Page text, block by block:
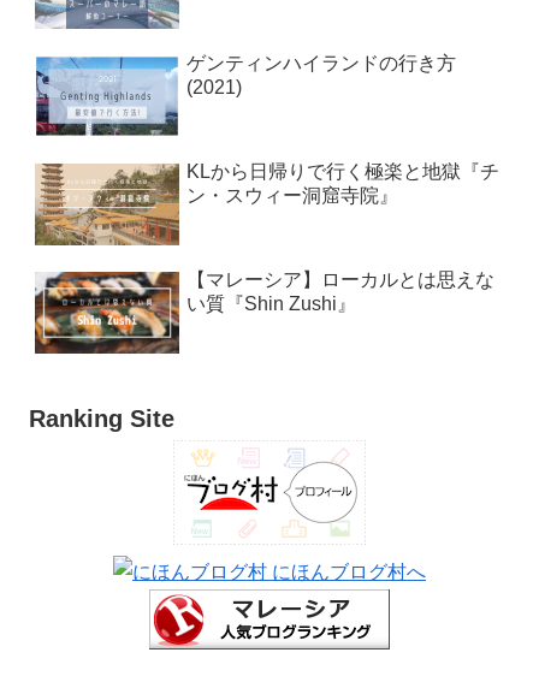
ゲンティンハイランドの行き方
(2021)
KLから日帰りで行く極楽と地獄『チ
ン・スウィー洞窟寺院』
【マレーシア】ローカルとは思えな
い質『Shin Zushi』
Ranking Site